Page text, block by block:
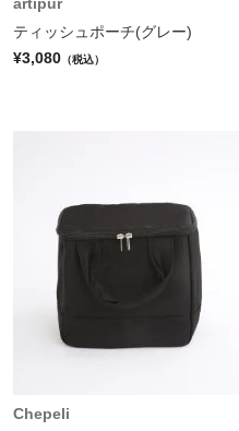
artipur
ティッシュポーチ(グレー)
¥3,080 （税込）
Chepeli